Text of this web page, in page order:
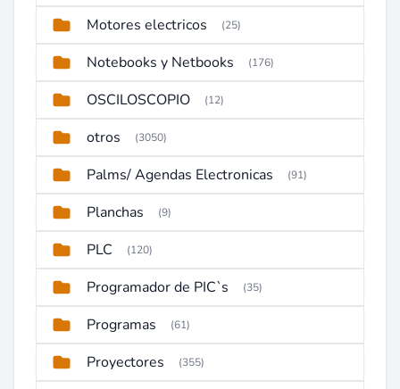
Motores electricos (25)
Notebooks y Netbooks (176)
OSCILOSCOPIO (12)
otros (3050)
Palms/ Agendas Electronicas (91)
Planchas (9)
PLC (120)
Programador de PIC`s (35)
Programas (61)
Proyectores (355)